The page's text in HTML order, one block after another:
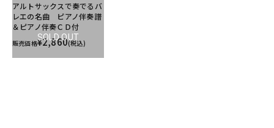
SOLD OUT
アルトサックスで奏でるバ
レエの名曲 ピアノ伴奏譜
＆ピアノ伴奏ＣＤ付
販売価格¥2,860(税込)